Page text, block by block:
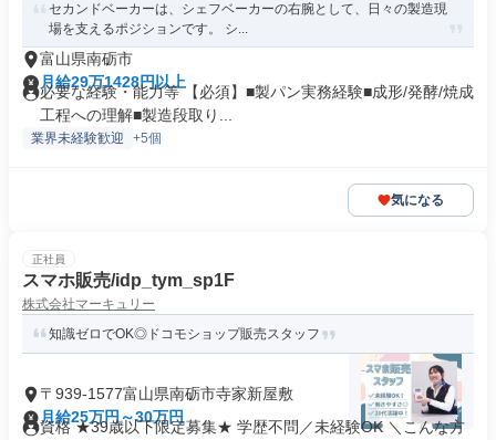
セカンドベーカーは、シェフベーカーの右腕として、日々の製造現
場を支えるポジションです。 シ...
富山県南砺市
月給29万1428円以上
必要な経験・能力等 【必須】■製パン実務経験■成形/発酵/焼成
工程への理解■製造段取り...
業界未経験歓迎 +5個
気になる
正社員
スマホ販売/idp_tym_sp1F
株式会社マーキュリー
知識ゼロでOK◎ドコモショップ販売スタッフ
〒939-1577富山県南砺市寺家新屋敷
月給25万円～30万円
資格 ★39歳以下限定募集★ 学歴不問／未経験OK ＼こんな方